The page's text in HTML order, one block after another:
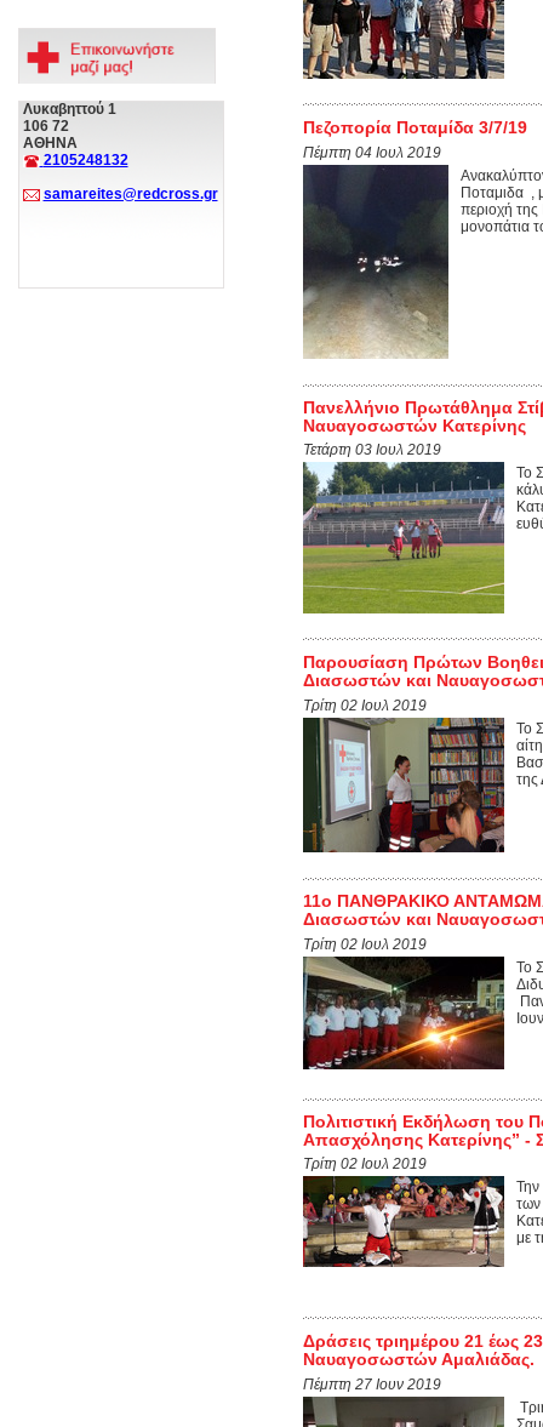
Λυκαβηττού 1
106 72
ΑΘΗΝΑ
2105248132
samareites@redcross.gr
Πεζοπορία Ποταμίδα 3/7/19
Πέμπτη 04 Ιουλ 2019
Ποταμιδα ,
περιοχή
μονοπάτια
Πανελλήνιο Πρωτάθλημα
Ναυαγοσωστών Κατερίνης
Τετάρτη 03 Ιουλ 2019
Το
Παρουσίαση Πρώτων
Διασωστών και
Τρίτη 02 Ιουλ 2019
Το
της
11ο ΠΑΝΘΡΑΚΙΚΟ ΑΝΤΑΜΩΜΑ
Διασωστών και
Τρίτη 02 Ιουλ 2019
Το
Πολιτιστική Εκδήλωση του
Απασχόλησης Κατερίνης” -
Τρίτη 02 Ιουλ 2019
Την
των
με
Δράσεις τριημέρου 21 έως
Ναυαγοσωστών Αμαλιάδας.
Πέμπτη 27 Ιουν 2019